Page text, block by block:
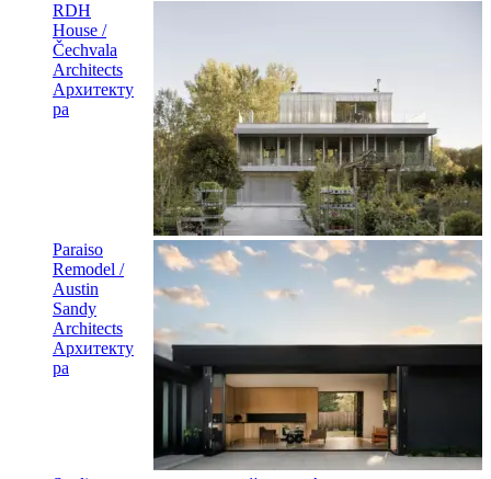
RDH
House /
Čechvala
Architects
Архитекту
ра
Paraiso
Remodel /
Austin
Sandy
Architects
Архитекту
ра